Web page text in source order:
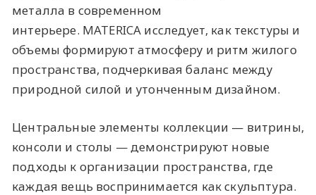
металла в современном
интерьере. MATERICA исследует, как текстуры и
объемы формируют атмосферу и ритм жилого
пространства, подчеркивая баланс между
природной силой и утонченным дизайном.
Центральные элементы коллекции — витрины,
консоли и столы — демонстрируют новые
подходы к организации пространства, где
каждая вещь воспринимается как скульптура.